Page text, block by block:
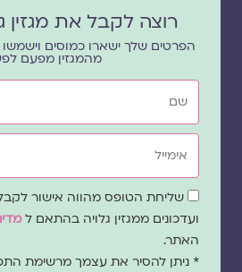
רוצה לקבל את מגזין
הפרטים שלך ישארו כמוסים
מהמגזין מפעם
שם
אימייל
שדה
הסכמה
שליחת הטופס מהווה אישור לקבלת
ועדכונים ממגזין גלויה בהתאם ל
האתר.
* ניתן להסיר את עצמך מרשימת